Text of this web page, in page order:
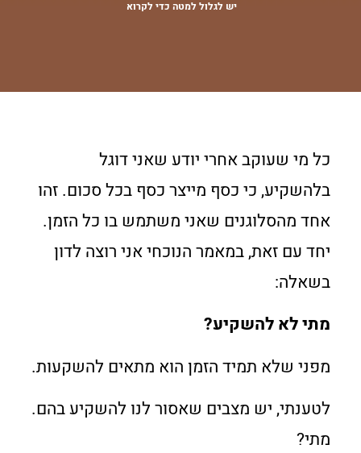
יש לגלול למטה כדי לקרוא
כל מי שעוקב אחרי יודע שאני דוגל
בלהשקיע, כי כסף מייצר כסף בכל סכום. זהו
אחד מהסלוגנים שאני משתמש בו כל הזמן.
יחד עם זאת, במאמר הנוכחי אני רוצה לדון
בשאלה:
מתי לא להשקיע?
מפני שלא תמיד הזמן הוא מתאים להשקעות.
לטענתי, יש מצבים שאסור לנו להשקיע בהם.
מתי?